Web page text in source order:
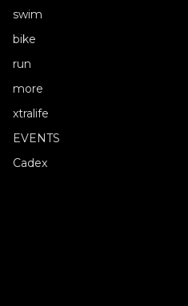
swim
bike
run
more
xtralife
EVENTS
Cadex